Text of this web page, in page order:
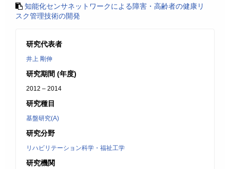
知能化センサネットワークによる障害・高齢者の健康リ
スク管理技術の開発
研究代表者
井上 剛伸
研究期間 (年度)
2012 – 2014
研究種目
基盤研究(A)
研究分野
リハビリテーション科学・福祉工学
研究機関